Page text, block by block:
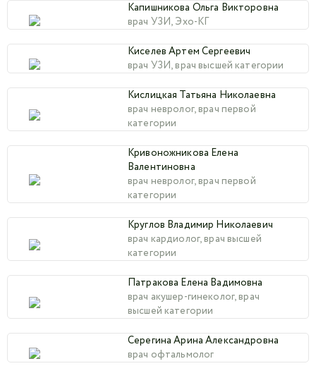
офтальмолог
Капишникова Ольга Викторовна
врач УЗИ, Эхо-КГ
Киселев Артем Сергеевич
врач УЗИ, врач высшей категории
Кислицкая Татьяна Николаевна
врач невролог, врач первой
категории
Кривоножникова Елена
Валентиновна
врач невролог, врач первой
категории
Круглов Владимир Николаевич
врач кардиолог, врач высшей
категории
Патракова Елена Вадимовна
врач акушер-гинеколог, врач
высшей категории
Серегина Арина Александровна
врач офтальмолог